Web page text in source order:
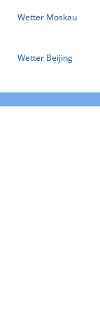
Wetter Moskau
Wetter Beijing